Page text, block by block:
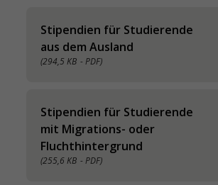
Stipendien für Studierende
aus dem Ausland
(294,5 KB - PDF)
Stipendien für Studierende
mit Migrations- oder
Fluchthintergrund
(255,6 KB - PDF)